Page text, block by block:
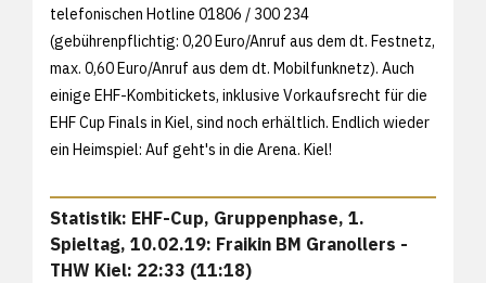
telefonischen Hotline 01806 / 300 234
(gebührenpflichtig: 0,20 Euro/Anruf aus dem dt. Festnetz,
max. 0,60 Euro/Anruf aus dem dt. Mobilfunknetz). Auch
einige EHF-Kombitickets, inklusive Vorkaufsrecht für die
EHF Cup Finals in Kiel, sind noch erhältlich. Endlich wieder
ein Heimspiel: Auf geht's in die Arena. Kiel!
Statistik: EHF-Cup, Gruppenphase, 1.
Spieltag, 10.02.19: Fraikin BM Granollers -
THW Kiel: 22:33 (11:18)